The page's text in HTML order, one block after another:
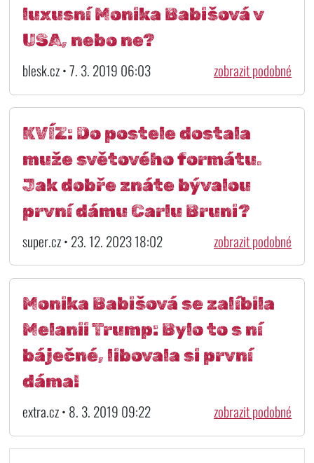
luxusní Monika Babišová v
USA, nebo ne?
blesk.cz • 7. 3. 2019 06:03 zobrazit podobné
KVÍZ: Do postele dostala
muže světového formátu.
Jak dobře znáte bývalou
první dámu Carlu Bruni?
super.cz • 23. 12. 2023 18:02 zobrazit podobné
Monika Babišová se zalíbila
Melanii Trump: Bylo to s ní
báječné, libovala si první
dáma!
extra.cz • 8. 3. 2019 09:22 zobrazit podobné